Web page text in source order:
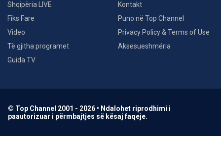
Shqipëria LIVE
Fiks Fare
Video
Të gjitha programet
Guida TV
Kontakt
Puno në Top Channel
Privacy Policy & Terms of Use
Aksesueshmëria
© Top Channel 2001 - 2026 • Ndalohet riprodhimi i
paautorizuar i përmbajtjes së kësaj faqeje.